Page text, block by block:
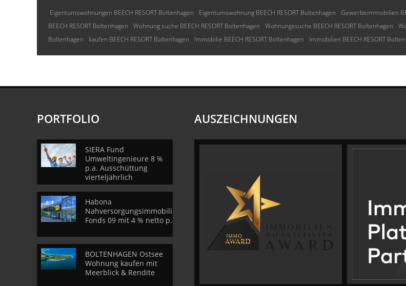
Eigentumswohnungen BEECH RESORT Boltenhagen Eigentumswohnung BEECH RESORT Boltenhagen Gewerbeimmobilien
BEECH RESORT Boltenhagen
Wohnung suche BEECH RESORT Boltenhagen Wohnungssuche BEECH RESORT Boltenhagen
Boltenhagen
kaufen BEECH RESORT Boltenhagen Immobilie BEECH RESORT Boltenhagen Immobilien BEECH RESORT
PORTFOLIO
SIERA Fund
Umweltingenieure 8 %
p.a. Ausschüttung
vierteljährlich
Habona
Nahversorgungsimmobilien
Fonds 09 mit 4 % netto p.a.
BOLTENHAGEN Ostsee
Wohnung kaufen mit
Meerblick & Rendite
AUSZEICHNUNGEN